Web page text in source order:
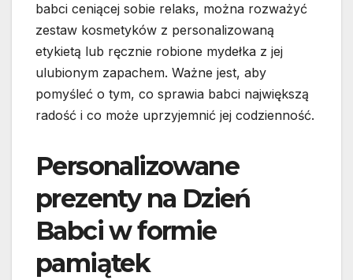
babci ceniącej sobie relaks, można rozważyć
zestaw kosmetyków z personalizowaną
etykietą lub ręcznie robione mydełka z jej
ulubionym zapachem. Ważne jest, aby
pomyśleć o tym, co sprawia babci największą
radość i co może uprzyjemnić jej codzienność.
Personalizowane
prezenty na Dzień
Babci w formie
pamiątek